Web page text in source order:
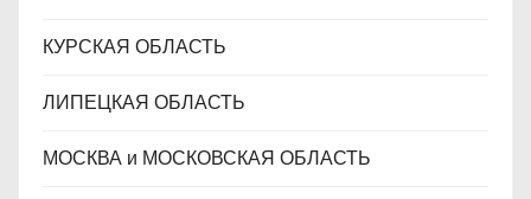
КУРСКАЯ ОБЛАСТЬ
ЛИПЕЦКАЯ ОБЛАСТЬ
МОСКВА и МОСКОВСКАЯ ОБЛАСТЬ